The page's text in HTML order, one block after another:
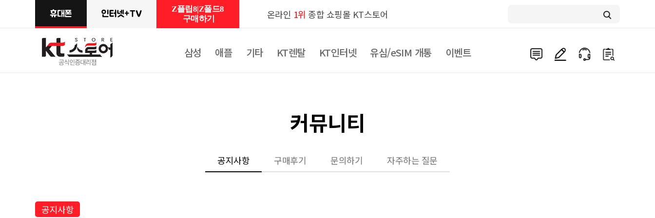
온라인 1위 종합 쇼핑몰 KT스토어
삼성 애플 기타 KT렌탈 KT인터넷 유심/eSIM 개통 이벤트
Z플립8|Z폴드8
구매하기
커뮤니티
공지사항 구매후기 문의하기 자주하는 질문
공지사항